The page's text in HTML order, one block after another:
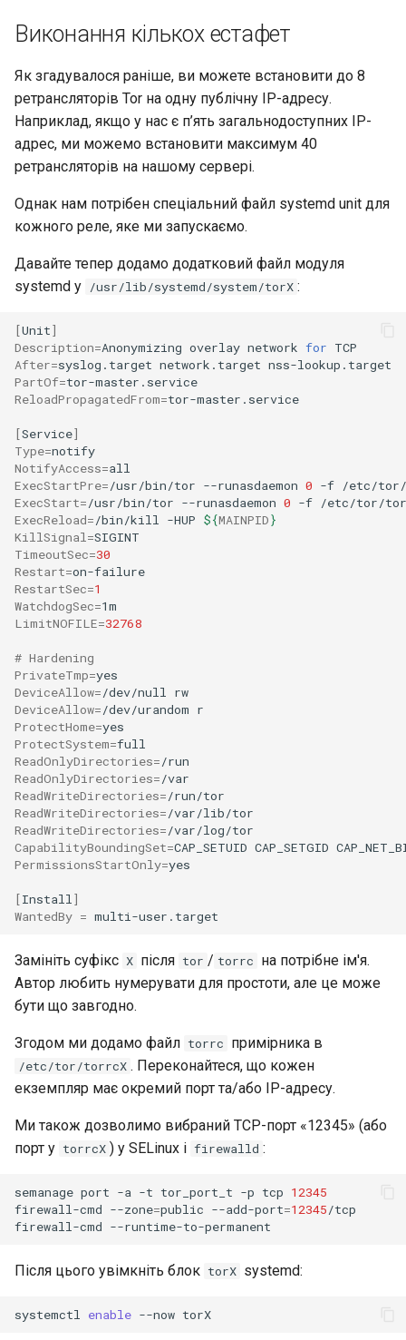
Виконання кількох естафет
Як згадувалося раніше, ви можете встановити до 8
ретрансляторів Tor на одну публічну IP-адресу.
Наприклад, якщо у нас є п’ять загальнодоступних IP-
адрес, ми можемо встановити максимум 40
ретрансляторів на нашому сервері.
Однак нам потрібен спеціальний файл systemd unit для
кожного реле, яке ми запускаємо.
Давайте тепер додамо додатковий файл модуля
systemd у /usr/lib/systemd/system/torX :
[Unit]
Description=Anonymizing overlay network for
After=syslog.target network.target
PartOf=
ReloadPropagatedFrom=tor-master.service
[Service]
Type=
NotifyAccess=
ExecStartPre=/usr/bin/tor --runasdaemon 0 -f /etc/
ExecStart=/usr/bin/tor --runasdaemon 0 -f /etc/tor/
ExecReload=/bin/kill -HUP ${MAINPID}
KillSignal =
TimeoutSec=30
Restart=
RestartSec=1
WatchdogSec=
LimitNOFILE=32768
# Hardening
PrivateTmp=
DeviceAllow=/dev/null
DeviceAllow=/dev/urandom
ProtectHome=
ProtectSystem=
ReadOnlyDirectories=
ReadOnlyDirectories=
ReadWriteDirectories=
ReadWriteDirectories=
ReadWriteDirectories=
CapabilityBoundingSet=CAP_SETUID CAP_SETGID
PermissionsStartOnly=yes
[Install ]
WantedBy =
Замініть суфікс X після tor / torrc на потрібне ім'я.
Автор любить нумерувати для простоти, але це може
бути що завгодно.
Згодом ми додамо файл torrc примірника в
/etc/tor/torrcX . Переконайтеся, що кожен
екземпляр має окремий порт та/або IP-адресу.
Ми також дозволимо вибраний TCP-порт «12345» (або
порт у torrcX ) у SELinux і firewalld :
semanage port -a -t tor_port_t -p tcp 12345
firewall-cmd --zone=public --add-port=12345/tcp
firewall-cmd
Після цього увімкніть блок torX systemd:
systemctl enable --now